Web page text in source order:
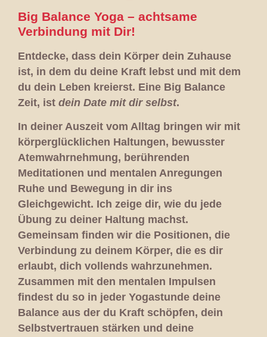
Big Balance Yoga – achtsame
Verbindung mit Dir!
Entdecke, dass dein Körper dein Zuhause
ist, in dem du deine Kraft lebst und mit dem
du dein Leben kreierst. Eine Big Balance
Zeit, ist dein Date mit dir selbst.
In deiner Auszeit vom Alltag bringen wir mit
körperglücklichen Haltungen, bewusster
Atemwahrnehmung, berührenden
Meditationen und mentalen Anregungen
Ruhe und Bewegung in dir ins
Gleichgewicht. Ich zeige dir, wie du jede
Übung zu deiner Haltung machst.
Gemeinsam finden wir die Positionen, die
Verbindung zu deinem Körper, die es dir
erlaubt, dich vollends wahrzunehmen.
Zusammen mit den mentalen Impulsen
findest du so in jeder Yogastunde deine
Balance aus der du Kraft schöpfen, dein
Selbstvertrauen stärken und deine